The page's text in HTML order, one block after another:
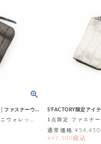
S'FACTORY限定アイテム│ファスナーウォレット
1点限定 ファスナーミニウォレット マットスモーキーグレイ 薄茶 アイアンダイ スモールクロコダイル ポロサス (ワニ革)
通常価格 ¥ 54,450
¥49,500税込